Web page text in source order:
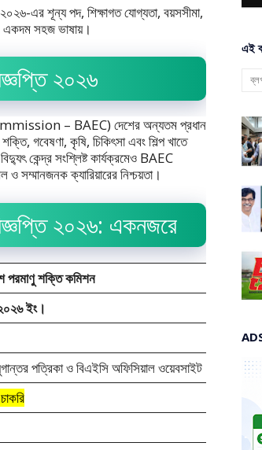
এর শূন্য পদ, শিক্ষাগত যোগ্যতা, বয়সসীমা,
একদম সহজ ভাষায়।
২০২৬
– BAEC) দেশের অন্যতম প্রধান
গবেষণা, কৃষি, চিকিৎসা এবং শিল্প খাতে
কেন্দ্র সংশ্লিষ্ট কার্যক্রমেও BAEC
সম্মানজনক ক্যারিয়ারের নিশ্চয়তা।
২০২৬: একনজরে
পরমাণু শক্তি কমিশন
ইং।
পত্রিকা ও বিএইসি অফিসিয়াল ওয়েবসাইট
এই